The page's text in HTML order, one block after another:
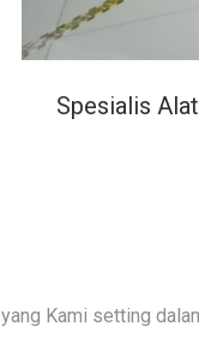
Spesialis
Kami setting